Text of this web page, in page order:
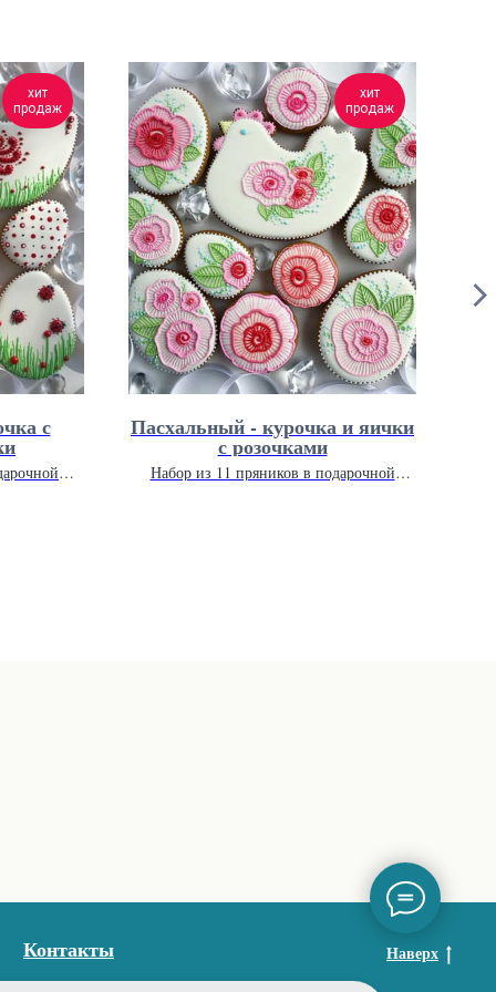
хит
продаж
с
хит
продаж
Пасхальный - курочка и яички
с розочками
Набор из 11 пряников в подарочной
Контакты Наверх